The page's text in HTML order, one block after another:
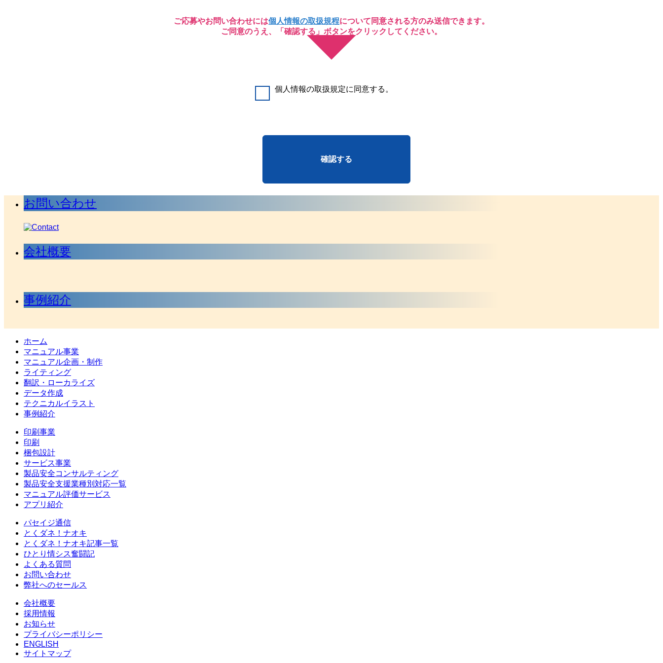
ご応募やお問い合わせには個人情報の取扱規程について同意される方のみ送信できます。
ご同意のうえ、「確認する」ボタンをクリックしてください。
個人情報の取扱規定に同意する。
確認する
お問い合わせ
会社概要
事例紹介
ホーム
マニュアル事業
マニュアル企画・制作
ライティング
翻訳・ローカライズ
データ作成
テクニカルイラスト
事例紹介
印刷事業
印刷
梱包設計
サービス事業
製品安全コンサルティング
製品安全支援業種別対応一覧
マニュアル評価サービス
アプリ紹介
パセイジ通信
とくダネ！ナオキ
とくダネ！ナオキ記事一覧
ひとり情シス奮闘記
よくある質問
お問い合わせ
弊社へのセールス
会社概要
採用情報
お知らせ
プライバシーポリシー
ENGLISH
サイトマップ